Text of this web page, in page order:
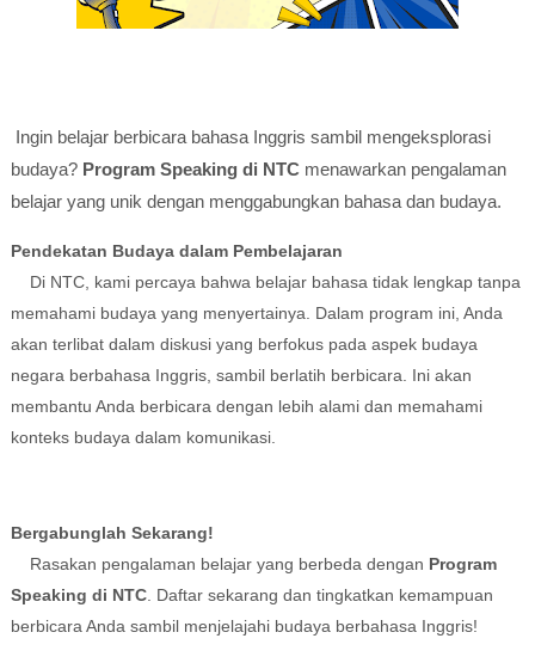
Ingin belajar berbicara bahasa Inggris sambil mengeksplorasi
budaya? Program Speaking di NTC menawarkan pengalaman
belajar yang unik dengan menggabungkan bahasa dan budaya.
Pendekatan Budaya dalam Pembelajaran
Di NTC, kami percaya bahwa belajar bahasa tidak lengkap tanpa
memahami budaya yang menyertainya. Dalam program ini, Anda
akan terlibat dalam diskusi yang berfokus pada aspek budaya
negara berbahasa Inggris, sambil berlatih berbicara. Ini akan
membantu Anda berbicara dengan lebih alami dan memahami
konteks budaya dalam komunikasi.
Bergabunglah Sekarang!
Rasakan pengalaman belajar yang berbeda dengan Program
Speaking di NTC. Daftar sekarang dan tingkatkan kemampuan
berbicara Anda sambil menjelajahi budaya berbahasa Inggris!